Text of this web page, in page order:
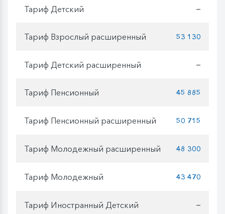
Тариф Детский —
Тариф Взрослый расширенный 53 130
Тариф Детский расширенный —
Тариф Пенсионный 45 885
Тариф Пенсионный расширенный 50 715
Тариф Молодежный расширенный 48 300
Тариф Молодежный 43 470
Тариф Иностранный Детский —